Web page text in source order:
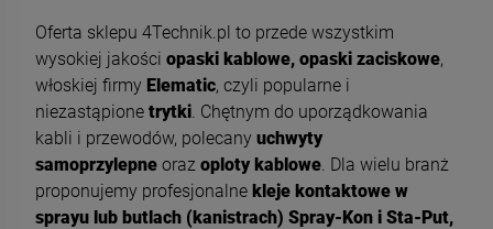
Oferta sklepu 4Technik.pl to przede wszystkim
wysokiej jakości opaski kablowe, opaski zaciskowe,
włoskiej firmy Elematic, czyli popularne i
niezastąpione trytki . Chętnym do uporządkowania
kabli i przewodów, polecany uchwyty
samoprzylepne oraz oploty kablowe . Dla wielu branż
proponujemy profesjonalne kleje kontaktowe w
sprayu lub butlach (kanistrach) Spray-Kon i Sta-Put,